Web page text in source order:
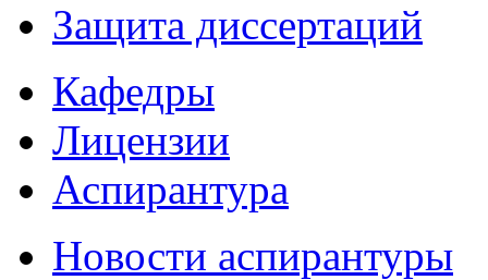
Защита диссертаций
Кафедры
Лицензии
Аспирантура
Новости аспирантуры